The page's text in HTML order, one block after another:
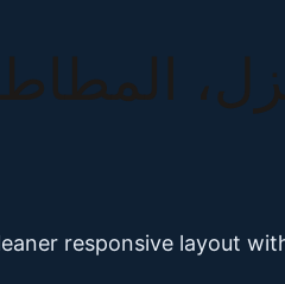
responsive layout